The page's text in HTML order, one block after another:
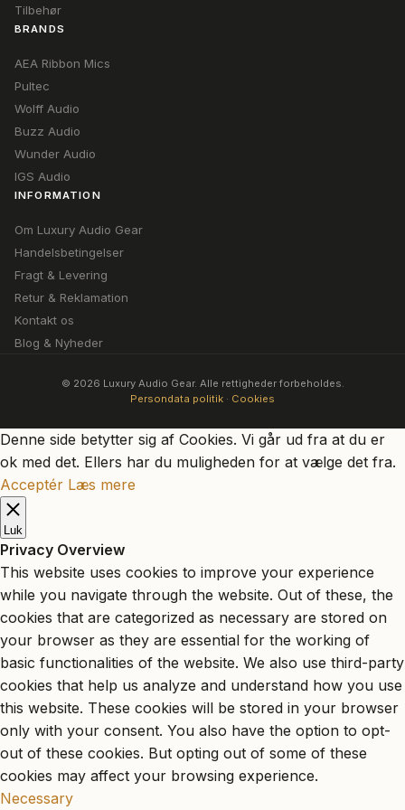
Tilbehør
BRANDS
AEA Ribbon Mics
Pultec
Wolff Audio
Buzz Audio
Wunder Audio
IGS Audio
INFORMATION
Om Luxury Audio Gear
Handelsbetingelser
Fragt & Levering
Retur & Reklamation
Kontakt os
Blog & Nyheder
© 2026 Luxury Audio Gear. Alle rettigheder forbeholdes.
Persondata politik · Cookies
Denne side betytter sig af Cookies. Vi går ud fra at du er
ok med det. Ellers har du muligheden for at vælge det fra.
Acceptér Læs mere
Luk
Privacy Overview
This website uses cookies to improve your experience
while you navigate through the website. Out of these, the
cookies that are categorized as necessary are stored on
your browser as they are essential for the working of
basic functionalities of the website. We also use third-party
cookies that help us analyze and understand how you use
this website. These cookies will be stored in your browser
only with your consent. You also have the option to opt-
out of these cookies. But opting out of some of these
cookies may affect your browsing experience.
Necessary